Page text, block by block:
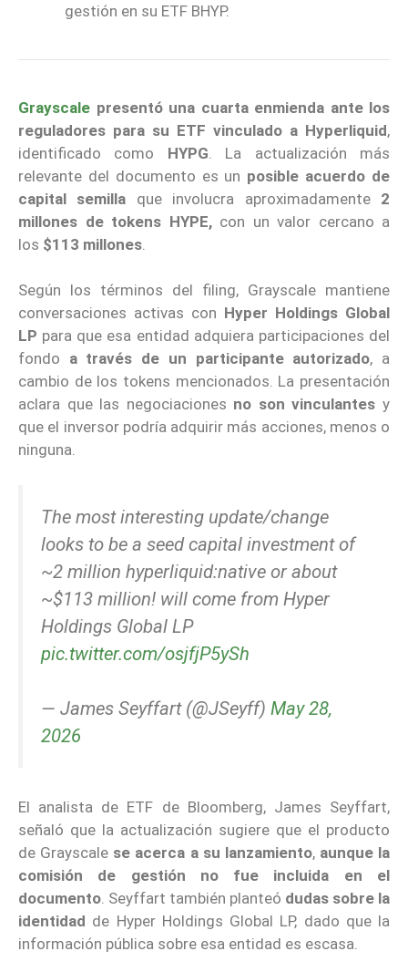
gestión en su ETF BHYP.
Grayscale presentó una cuarta enmienda ante los
reguladores para su ETF vinculado a Hyperliquid,
identificado como HYPG . La actualización más
relevante del documento es un posible acuerdo de
capital semilla que involucra aproximadamente 2
millones de tokens HYPE, con un valor cercano a
los $113 millones
Según los términos del filing, Grayscale mantiene
conversaciones activas con Hyper Holdings Global
LP para que esa entidad adquiera participaciones del
fondo a través de un participante autorizado, a
cambio de los tokens mencionados. La presentación
aclara que las negociaciones no son vinculantes y
que el inversor podría adquirir más acciones, menos o
ninguna.
The most interesting update/change
looks to be a seed capital investment of
~2 million hyperliquid:native or about
~$113 million! will come from Hyper
Holdings Global LP
pic.twitter.com/osjfjP5ySh
— James Seyffart (@JSeyff) May 28,
2026
El analista de ETF de Bloomberg, James Seyffart,
señaló que la actualización sugiere que el producto
de Grayscale se acerca a su lanzamiento, aunque la
comisión de gestión no fue incluida en el
documento . Seyffart también planteó dudas sobre la
identidad de Hyper Holdings Global LP, dado que la
información pública sobre esa entidad es escasa.